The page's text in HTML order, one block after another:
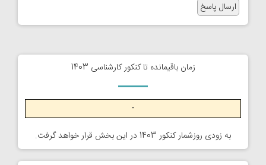
زمان باقیمانده تا کنکور کارشناسی 1403
-
به زودی روزشمار کنکور 1403 در این بخش قرار خواهد گرفت.